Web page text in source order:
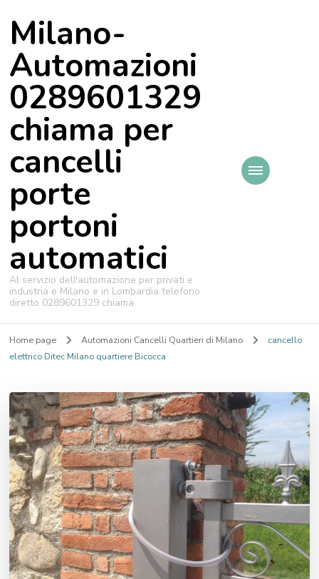
Milano-
Automazioni
0289601329
chiama per
cancelli
porte
portoni
automatici
Al servizio dell'automazione per privati e
industria e Milano e in Lombardia telefono
diretto 0289601329 chiama
Home page Automazioni Cancelli Quartieri di Milano
cancello
elettrico Ditec Milano quartiere Bicocca